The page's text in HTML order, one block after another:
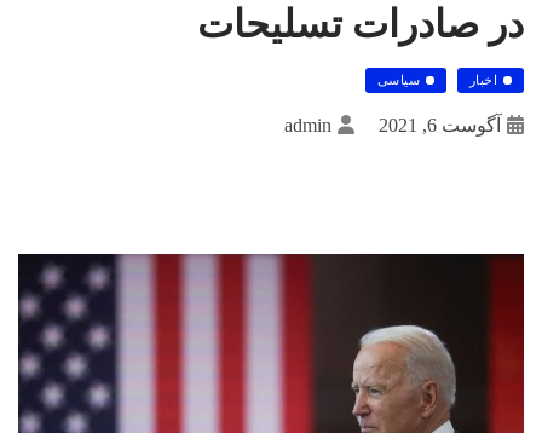
در صادرات تسلیحات
اخبار سیاسی
آگوست 6, 2021 admin